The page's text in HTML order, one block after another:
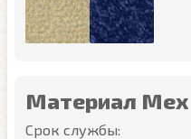
Материал Мех
Срок службы: